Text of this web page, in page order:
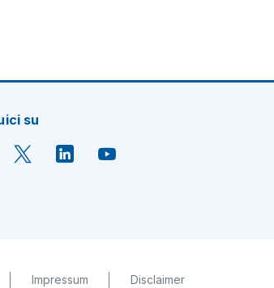
su
Impressum Disclaimer